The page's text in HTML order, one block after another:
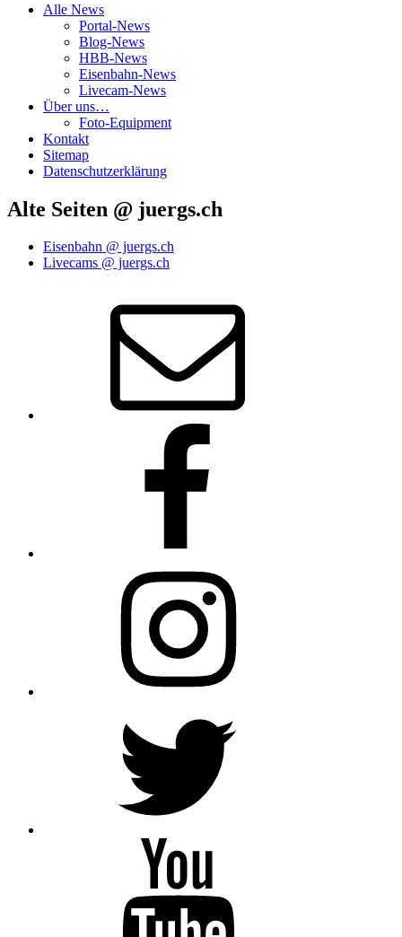
Alle News
Portal-News
Blog-News
HBB-News
Eisenbahn-News
Livecam-News
Über uns…
Foto-Equipment
Kontakt
Sitemap
Datenschutzerklärung
Alte Seiten @ juergs.ch
Eisenbahn @ juergs.ch
Livecams @ juergs.ch